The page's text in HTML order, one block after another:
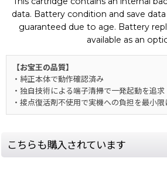
data. Battery condition and save
guaranteed due to age. Battery
available as an
【お宝王の品質】
・純正本体で動作確認済み
・独自技術による端子清掃で一発起動を追求
・接点復活剤不使用で実機への負担を最小
こちらも購入されています